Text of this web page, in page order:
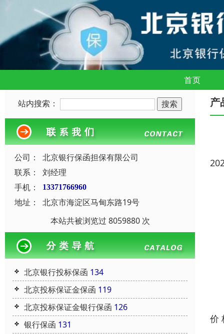
首页
站内搜索：
公司：
北京银行保函担保有限公司
联系：
刘经理
手机：
13371766960
地址：
北京市海淀区马甸东路19号
本站共被浏览过 8059880 次
北京银行投标保函 134
北京投标保证金保函 119
北京投标保证金银行保函 126
银行保函 131
产
价